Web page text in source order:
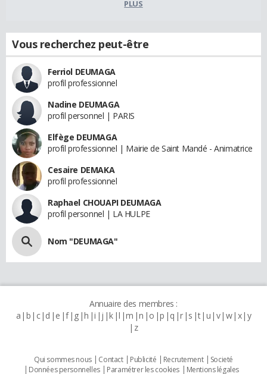
PLUS
Vous recherchez peut-être
Ferriol DEUMAGA
profil professionnel
Nadine DEUMAGA
profil personnel | PARIS
Elfège DEUMAGA
profil professionnel | Mairie de Saint Mandé - Animatrice
Cesaire DEMAKA
profil professionnel
Raphael CHOUAPI DEUMAGA
profil personnel | LA HULPE
Nom "DEUMAGA"
Annuaire des membres :
a b c d e f g h i j k l m n o p q r s t u v w x y
z
Qui sommes nous Contact Publicité Recrutement
Societé
Données personnelles
Paramétrer les cookies Mentions légales